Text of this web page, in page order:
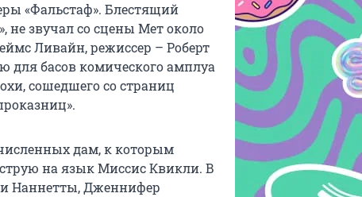
«Фальстаф». Блестящий
не звучал со сцены Мет около
Ливайн, режиссер – Роберт
для басов комического амплуа
сошедшего со страниц
дам, к которым
на язык Миссис Квикли. В
Наннетты, Дженнифер